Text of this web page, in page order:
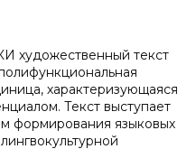
художественный текст
характеризующаяся
Текст выступает
формирования языковых